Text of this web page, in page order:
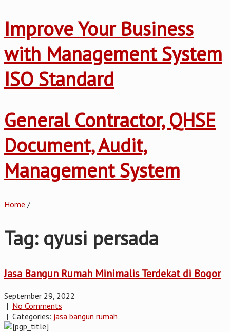
Improve Your Business
with Management System
ISO Standard
General Contractor, QHSE
Document, Audit,
Management System
Home /
Tag: qyusi persada
Jasa Bangun Rumah Minimalis Terdekat di Bogor
September 29, 2022
| No Comments
| Categories: jasa bangun rumah